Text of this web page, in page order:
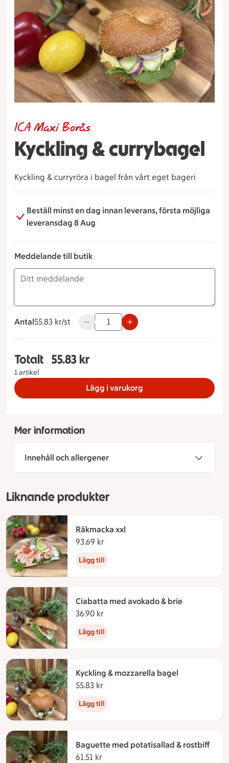
Kyckling & currybagel
ICA Maxi Borås
Kyckling & curryröra i bagel från vårt eget bageri
Beställ minst en dag innan leverans, första möjliga
leveransdag 8 Aug
Meddelande till butik
Antal
55.83 kronor styck
55.83 kr/st Använd knapparna för att minska eller
Totalt
1 artikel
Totalt 1 stycken Kyckling & currybagel, 55.83
55.83 kr
Lägg i varukorg
Mer information
Innehåll och allergener
Liknande produkter
Räkmacka xxl
93.69 kr
Lägg till
Ciabatta med avokado & brie
36.90 kr
Lägg till
Kyckling & mozzarella bagel
55.83 kr
Lägg till
Baguette med potatisallad & rostbiff
61.51 kr